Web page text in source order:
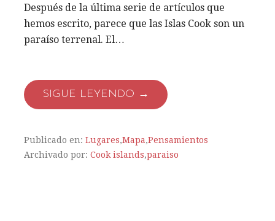
Después de la última serie de artículos que
hemos escrito, parece que las Islas Cook son un
paraíso terrenal. El…
SIGUE LEYENDO →
Publicado en: Lugares,Mapa,Pensamientos
Archivado por: Cook islands,paraiso